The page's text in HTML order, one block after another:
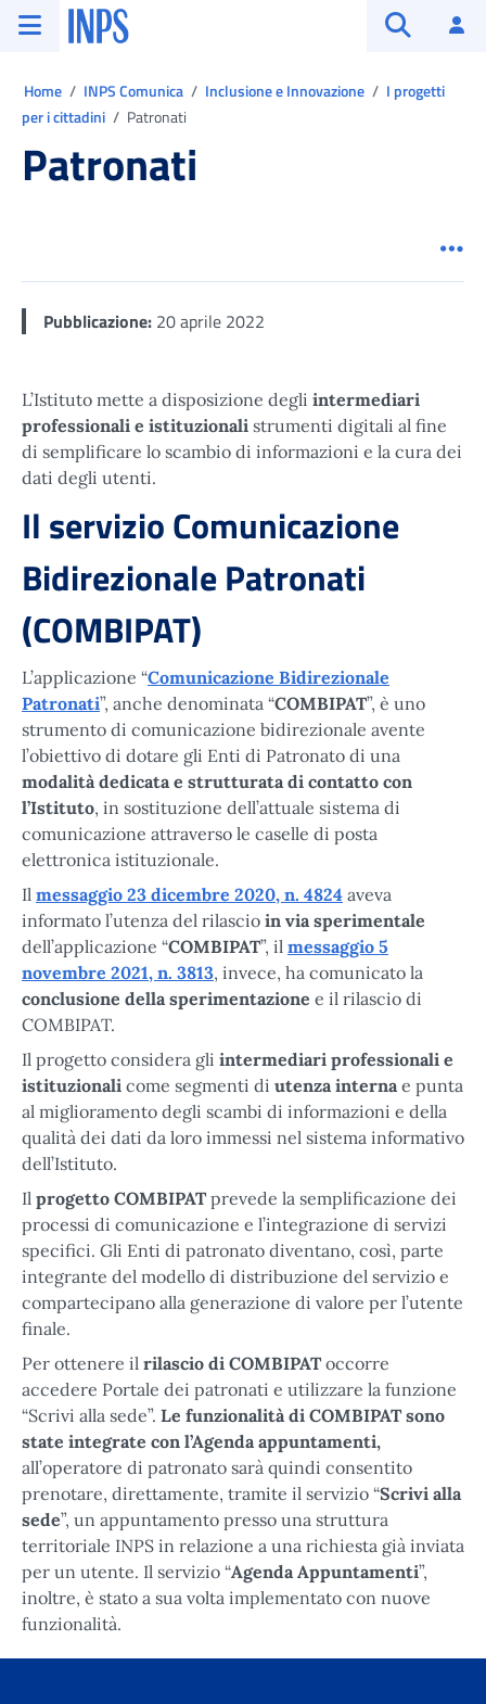
Vai al menu principale
Vai al contenuto principale
Vai al pie' di pagina
INPS ()
Home INPS Comunica Inclusione e Innovazione
I progetti
per i cittadini
Patronati
Patronati
Pubblicazione: 20 aprile 2022
L’Istituto mette a disposizione degli intermediari
professionali e istituzionali strumenti digitali al fine
di semplificare lo scambio di informazioni e la cura dei
dati degli utenti.
Il servizio Comunicazione
Bidirezionale Patronati
(COMBIPAT)
L’applicazione “Comunicazione Bidirezionale
Patronati”, anche denominata “COMBIPAT”, è uno
strumento di comunicazione bidirezionale avente
l’obiettivo di dotare gli Enti di Patronato di una
modalità dedicata e strutturata di contatto con
l’Istituto, in sostituzione dell’attuale sistema di
comunicazione attraverso le caselle di posta
elettronica istituzionale.
Il messaggio 23 dicembre 2020, n. 4824 aveva
informato l’utenza del rilascio in via sperimentale
dell’applicazione “COMBIPAT”, il messaggio 5
novembre 2021, n. 3813, invece, ha comunicato la
conclusione della sperimentazione e il rilascio di
COMBIPAT.
Il progetto considera gli intermediari professionali e
istituzionali come segmenti di utenza interna e punta
al miglioramento degli scambi di informazioni e della
qualità dei dati da loro immessi nel sistema informativo
dell’Istituto.
Il progetto COMBIPAT prevede la semplificazione dei
processi di comunicazione e l’integrazione di servizi
specifici. Gli Enti di patronato diventano, così, parte
integrante del modello di distribuzione del servizio e
compartecipano alla generazione di valore per l’utente
finale.
Per ottenere il rilascio di COMBIPAT occorre
accedere Portale dei patronati e utilizzare la funzione
“Scrivi alla sede”. Le funzionalità di COMBIPAT sono
state integrate con l’Agenda appuntamenti,
all’operatore di patronato sarà quindi consentito
prenotare, direttamente, tramite il servizio “Scrivi alla
sede”, un appuntamento presso una struttura
territoriale INPS in relazione a una richiesta già inviata
per un utente. Il servizio “Agenda Appuntamenti”,
inoltre, è stato a sua volta implementato con nuove
funzionalità.